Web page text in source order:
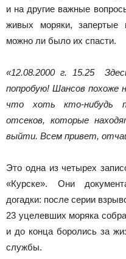
и на другие важные
живых моряки, запертые
можно ли было их спасти.
«12.08.2000 г. 15.25
попробую! Шансов похоже
что хоть кто-нибудь
отсеков, которые
выйти. Всем привет,
Это одна из четырех
«Курске». Они
догадки: после серии
23 уцелевших моряка
и до конца боролись за
службы.